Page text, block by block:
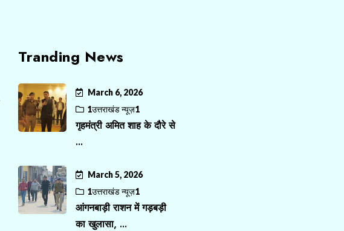
Tranding News
March 6, 2026
1उत्तराखंड न्यूज़1
गृहमंत्री अमित शाह के दौरे से
...
March 5, 2026
1उत्तराखंड न्यूज़1
आंगनबाड़ी राशन में गड़बड़ी
का खुलासा, ...